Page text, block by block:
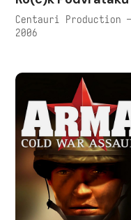
Centauri Production
2006